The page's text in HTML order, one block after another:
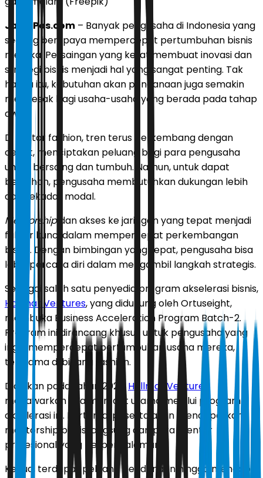
JawaPos.com – Banyak pengusaha di Indonesia yang
sedang berupaya mempercepat pertumbuhan bisnis
mereka. Persaingan yang ketat membuat inovasi dan
strategi bisnis menjadi hal yang sangat penting. Tak
hanya itu, kebutuhan akan pendanaan juga semakin
mendesak bagi usaha-usaha yang berada pada tahap
awal.
Di sektor fashion, tren terus berkembang dengan
cepat, menciptakan peluang bagi para pengusaha
untuk bersaing dan tumbuh. Namun, untuk dapat
bertahan, pengusaha membutuhkan dukungan lebih
dari sekadar modal.
Mentorship dan akses ke jaringan yang tepat menjadi
faktor kunci dalam mempercepat perkembangan
bisnis. Dengan bimbingan yang tepat, pengusaha bisa
lebih percaya diri dalam mengambil langkah strategis.
Sebagai salah satu penyedia program akselerasi bisnis,
Hallmar Ventures, yang didukung oleh Ortuseight,
membuka Business Acceleration Program Batch-2.
Program ini dirancang khusus untuk pengusaha yang
ingin mempercepat pertumbuhan usaha mereka,
terutama di bidang fashion.
Didirikan pada tahun 2022,Hallmar Ventures
menawarkan dua manfaat utama melalui program
akselerasi ini. Pertama, peserta akan mendapatkan
mentorship bisnis langsung dari para mentor
profesional yang berpengalaman.
Kedua, terdapat peluang pendanaan hingga mencapai